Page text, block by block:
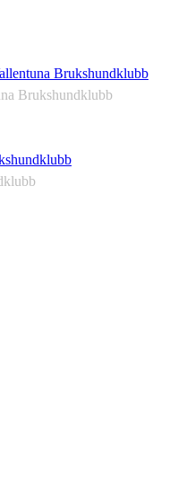
Brukshundklubb
Brukshundklubb